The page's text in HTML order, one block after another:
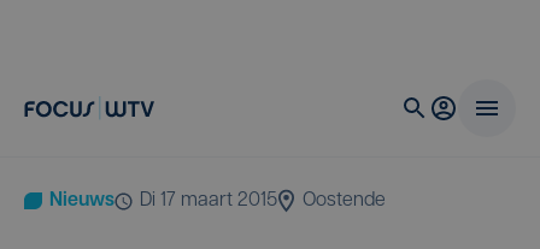
Nieuws di 17 maart 2015 Oostende